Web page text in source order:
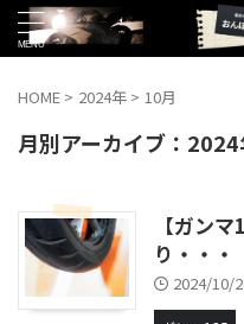
HOME > 2024年 > 10月
月別アーカイブ：
【ガン
り・・・
2024/10/